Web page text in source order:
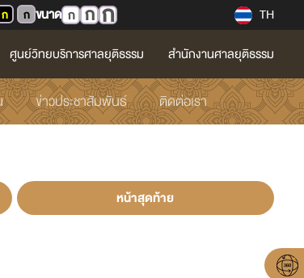
ก ก ขนาด ก ก ก
TH
ศูนย์วิทยบริการศาลยุติธรรม สำนักงานศาลยุติธรรม
ข่าวประชาสัมพันธ์ ติดต่อเรา
หน้าสุดท้าย